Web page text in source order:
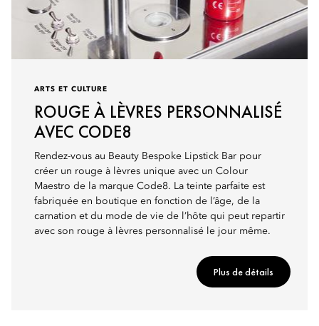
ARTS ET CULTURE
ROUGE À LÈVRES PERSONNALISÉ
AVEC CODE8
Rendez-vous au Beauty Bespoke Lipstick Bar pour
créer un rouge à lèvres unique avec un Colour
Maestro de la marque Code8. La teinte parfaite est
fabriquée en boutique en fonction de l’âge, de la
carnation et du mode de vie de l’hôte qui peut repartir
avec son rouge à lèvres personnalisé le jour même.
Plus de détails